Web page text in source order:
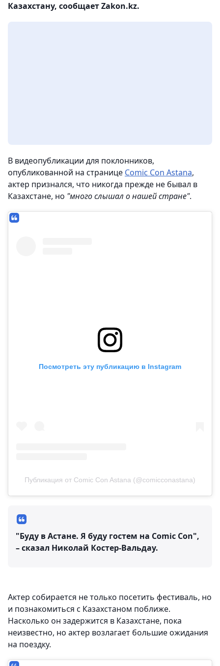
Казахстану, сообщает Zakon.kz.
В видеопубликации для поклонников,
опубликованной на странице Comic Con Astana,
актер признался, что никогда прежде не бывал в
Казахстане, но "много слышал о нашей стране".
Посмотреть эту публикацию в Instagram
Публикация от Comic Con Astana (@comicconastana)
"Буду в Астане. Я буду гостем на Comic Con",
– сказал Николай Костер-Вальдау.
Актер собирается не только посетить фестиваль, но
и познакомиться с Казахстаном поближе.
Насколько он задержится в Казахстане, пока
неизвестно, но актер возлагает большие ожидания
на поездку.